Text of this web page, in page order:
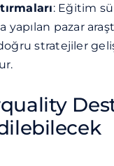
: Eğitim
yapılan pazar
stratejiler